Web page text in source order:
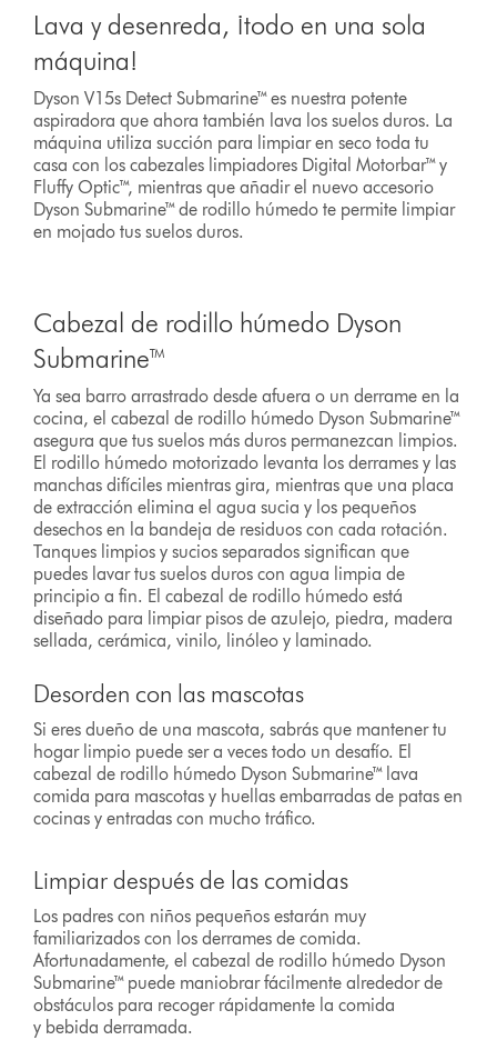
Lava y desenreda, ¡todo en una sola
máquina!
Dyson V15s Detect Submarine™ es nuestra potente
aspiradora que ahora también lava los suelos duros. La
máquina utiliza succión para limpiar en seco toda tu
casa con los cabezales limpiadores Digital Motorbar™ y
Fluffy Optic™, mientras que añadir el nuevo accesorio
Dyson Submarine™ de rodillo húmedo te permite limpiar
en mojado tus suelos duros.
Cabezal de rodillo húmedo Dyson
Submarine™
Ya sea barro arrastrado desde afuera o un derrame en la
cocina, el cabezal de rodillo húmedo Dyson Submarine™
asegura que tus suelos más duros permanezcan limpios.
El rodillo húmedo motorizado levanta los derrames y las
manchas difíciles mientras gira, mientras que una placa
de extracción elimina el agua sucia y los pequeños
desechos en la bandeja de residuos con cada rotación.
Tanques limpios y sucios separados significan que
puedes lavar tus suelos duros con agua limpia de
principio a fin. El cabezal de rodillo húmedo está
diseñado para limpiar pisos de azulejo, piedra, madera
sellada, cerámica, vinilo, linóleo y laminado.
Desorden con las mascotas
Si eres dueño de una mascota, sabrás que mantener tu
hogar limpio puede ser a veces todo un desafío. El
cabezal de rodillo húmedo Dyson Submarine™ lava
comida para mascotas y huellas embarradas de patas en
cocinas y entradas con mucho tráfico.
Limpiar después de las comidas
Los padres con niños pequeños estarán muy
familiarizados con los derrames de comida.
Afortunadamente, el cabezal de rodillo húmedo Dyson
Submarine™ puede maniobrar fácilmente alrededor de
obstáculos para recoger rápidamente la comida
y bebida derramada.